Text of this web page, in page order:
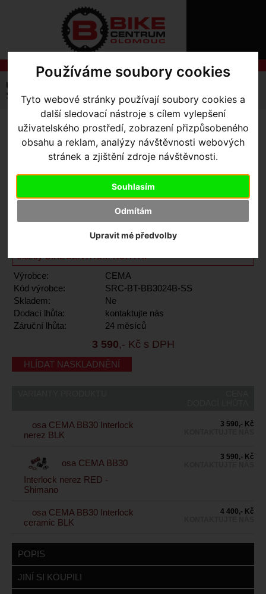
Používáme soubory cookies
Tyto webové stránky používají soubory cookies a
další sledovací nástroje s cílem vylepšení
uživatelského prostředí, zobrazení přizpůsobeného
obsahu a reklam, analýzy návštěvnosti webových
stránek a zjištění zdroje návštěvnosti.
Souhlasím
Odmítám
Upravit mé předvolby
NÁKUPU
SLUŽBY
ZTRATILI
Úvodní strana
Středové složení CEMA BB30 Interlock nerez
STŘEDOVÉ SLOŽENÍ CEMA
BB30 INTERLOCK NEREZ
osa CEMA BB30 Interlock
nerez BLK
služby BIKECENTRUM KURÝR.
Výrobce:
CEMA
Kód výrobce:
SRC-BT-BB3024B-SS
Skladem:
Ne
Dodací lhůta:
kontaktujte nás
Záruční lhůta:
24 měsíců
3 590,- Kč s DPH
HLÍDAT NASKLADNĚNÍ
osa CEMA BB30 Interlock
nerez BLK
3 590,- Kč
osa CEMA BB30
Interlock nerez RED -
Shimano
3 590,- Kč
osa CEMA BB30 Interlock
ceramic BLK
4 400,- Kč
POPIS
JINÍ SI KOUPILI